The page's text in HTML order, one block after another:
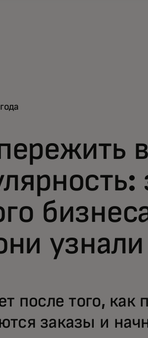
узнали
после того, как
заказы и